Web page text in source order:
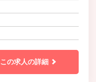
この求人の詳細